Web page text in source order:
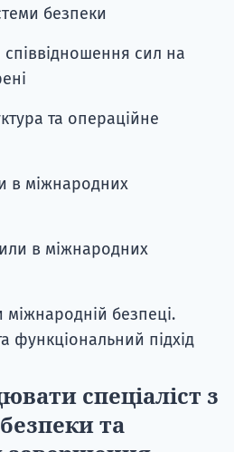
безпеки
співвідношення сил на
та операційне
в міжнародних
в міжнародних
міжнародній безпеці.
функціональний підхід
спеціаліст з
та